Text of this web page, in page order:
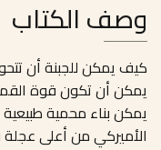
وصف الكتاب
كيف يمكن للجبنة أن
يمكن أن تكون قوة
يمكن بناء محمية طبيعية
الأميركي من أعلى